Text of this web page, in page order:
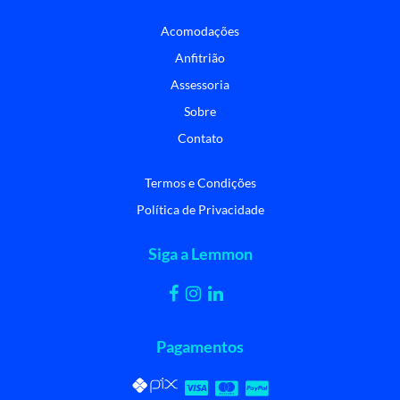
Acomodações
Anfitrião
Assessoria
Sobre
Contato
Termos e Condições
Política de Privacidade
Siga a Lemmon
Pagamentos